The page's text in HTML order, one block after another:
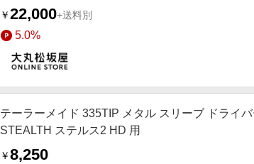
￥22,000+送料別
5.0%
テーラーメイド 335TIP メタル スリーブ ドライ
STEALTH ステルス2 HD 用
￥8,250